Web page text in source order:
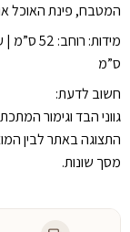
המטבח, פינת האוכל או
ס”מ
חשוב לדעת:
גווני הבד וגימור
התצוגה באתר לבין
מסך שונות.